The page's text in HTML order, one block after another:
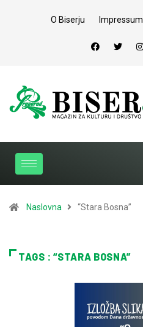
O Biserju Impressum
Naslovna “Stara Bosna”
TAGS : “STARA BOSNA”